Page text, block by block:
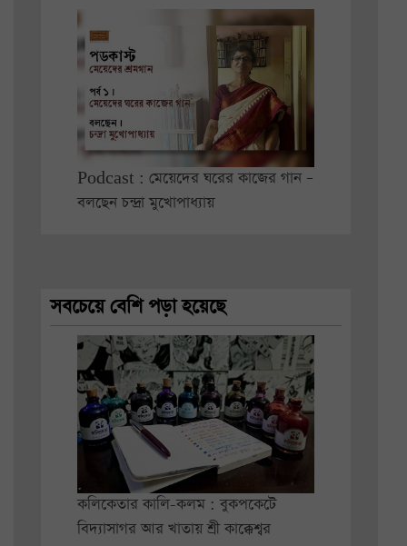
Podcast : মেয়েদের ঘরের কাজের গান –
বলছেন চন্দ্রা মুখোপাধ্যায়
সবচেয়ে বেশি পড়া হয়েছে
কলিকেতার কালি-কলম : বুকপকেটে
বিদ্যাসাগর আর খাতায় শ্রী কাক্কেশ্বর